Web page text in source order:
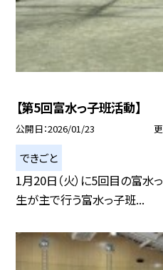
【第5回富水っ子班活動】
公開日 2026/01/23
できごと
1月20日（火）に5回目の富水
生が主で行う富水っ子班...